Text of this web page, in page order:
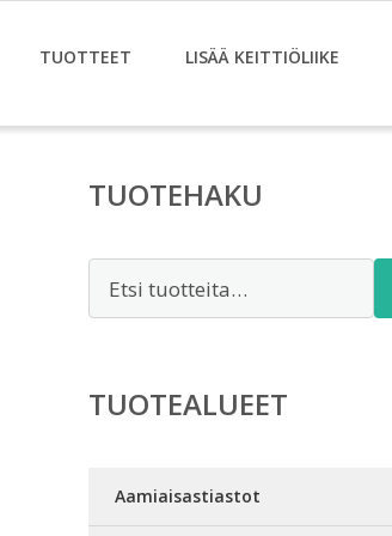
TUOTTEET LISÄÄ KEITTIÖLIIKE
TUOTEHAKU
TUOTEALUEET
Aamiaisastiastot